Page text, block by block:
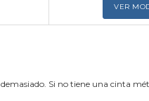
VER
Si no tiene una cinta